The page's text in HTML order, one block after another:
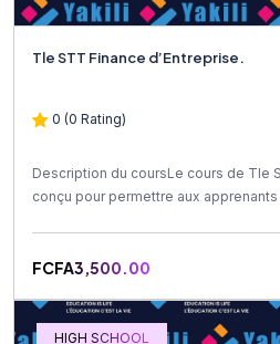
Tle STT Finance d’Entreprise.
0 (0 Rating)
Description du coursLe cours de Tle
conçu pour permettre aux
FCFA3,500.00
HIGH SCHOOL